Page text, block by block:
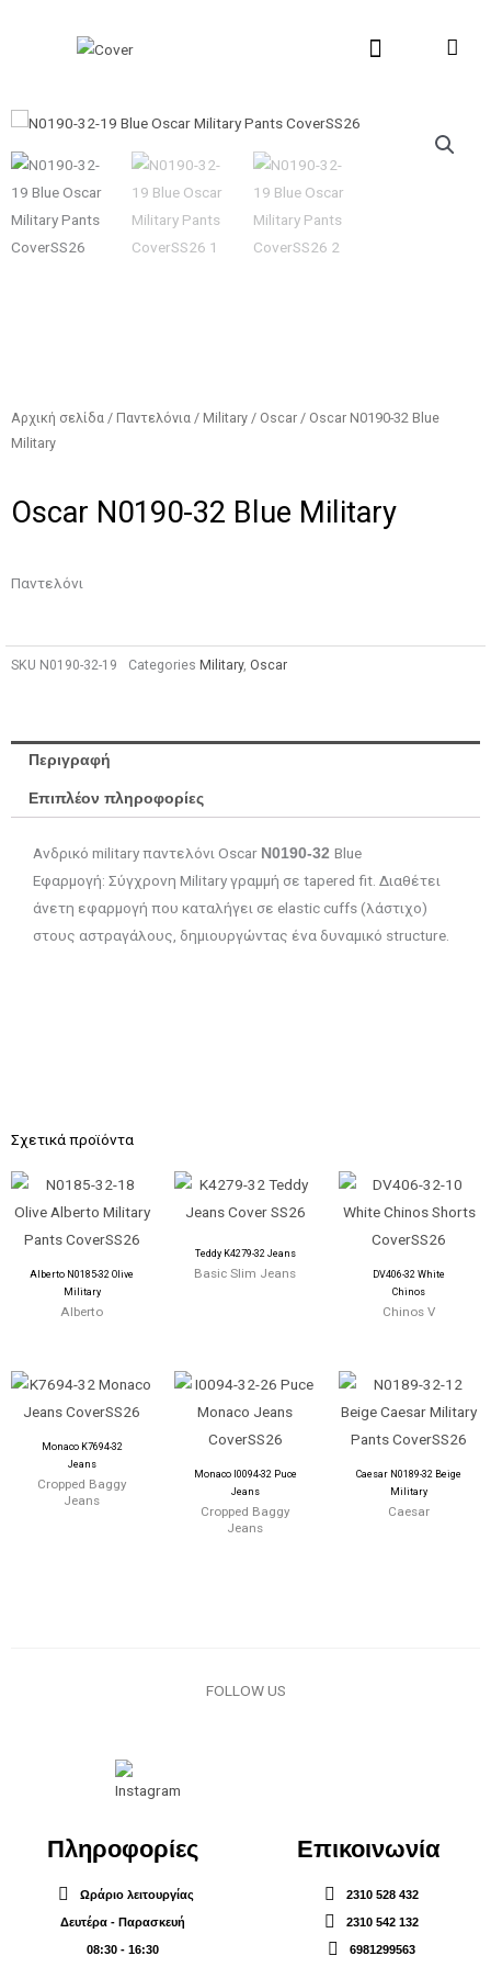
Αρχική σελίδα / Παντελόνια / Military / Oscar / Oscar N0190-32 Blue
Military
Oscar N0190-32 Blue Military
Παντελόνι
SKU Ν0190-32-19 Categories Military, Oscar
Περιγραφή
Επιπλέον πληροφορίες
Ανδρικό military παντελόνι Oscar N0190-32 Blue
Εφαρμογή: Σύγχρονη Military γραμμή σε tapered fit. Διαθέτει
άνετη εφαρμογή που καταλήγει σε elastic cuffs (λάστιχο)
στους αστραγάλους, δημιουργώντας ένα δυναμικό structure.
Σχετικά προϊόντα
Alberto N0185-32 Olive
Military
Alberto
Teddy K4279-32 Jeans
Basic Slim Jeans
DV406-32 White
Chinos
Chinos V
Monaco K7694-32
Jeans
Cropped Baggy
Jeans
Monaco I0094-32 Puce
Jeans
Cropped Baggy
Jeans
Caesar N0189-32 Beige
Military
Caesar
FOLLOW US
Πληροφορίες
Ωράριο λειτουργίας
Δευτέρα - Παρασκευή
08:30 - 16:30
Επικοινωνία
2310 528 432
2310 542 132
6981299563